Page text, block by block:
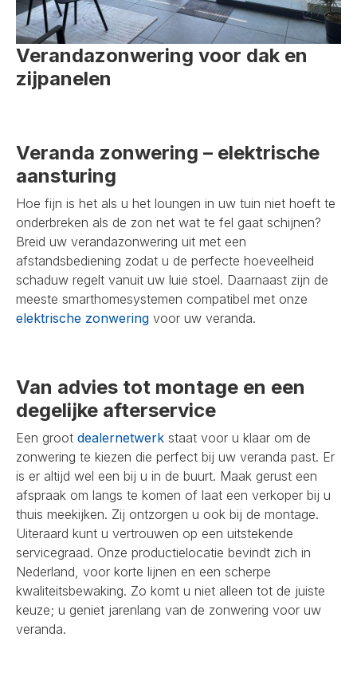
Verandazonwering voor dak en
zijpanelen
Veranda zonwering – elektrische
aansturing
Hoe fijn is het als u het loungen in uw tuin niet hoeft te
onderbreken als de zon net wat te fel gaat schijnen?
Breid uw verandazonwering uit met een
afstandsbediening zodat u de perfecte hoeveelheid
schaduw regelt vanuit uw luie stoel. Daarnaast zijn de
meeste smarthomesystemen compatibel met onze
elektrische zonwering voor uw veranda.
Van advies tot montage en een
degelijke afterservice
Een groot dealernetwerk staat voor u klaar om de
zonwering te kiezen die perfect bij uw veranda past. Er
is er altijd wel een bij u in de buurt. Maak gerust een
afspraak om langs te komen of laat een verkoper bij u
thuis meekijken. Zij ontzorgen u ook bij de montage.
Uiteraard kunt u vertrouwen op een uitstekende
servicegraad. Onze productielocatie bevindt zich in
Nederland, voor korte lijnen en een scherpe
kwaliteitsbewaking. Zo komt u niet alleen tot de juiste
keuze; u geniet jarenlang van de zonwering voor uw
veranda.